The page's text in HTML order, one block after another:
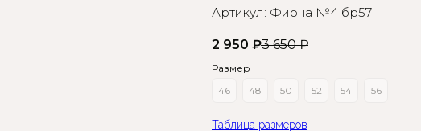
Артикул: Фиона №4 бр57
2 950 ₽3 650 ₽
Размер
46
48 50 52 54 56
Таблица размеров